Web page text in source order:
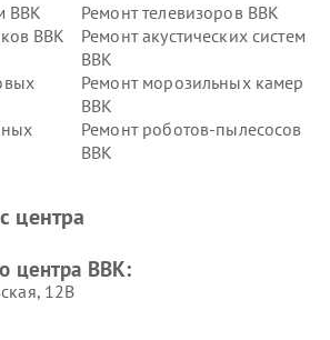
BBK
Ремонт телевизоров BBK
BBK
Ремонт акустических систем
BBK
Ремонт морозильных камер
BBK
Ремонт роботов-пылесосов
BBK
BBK
центра
центра BBK:
12В